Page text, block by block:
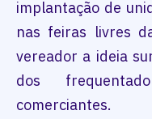
implantação de
nas feiras livres
vereador a ideia
dos
comerciantes.